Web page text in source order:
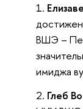
ВШЭ –
имиджа
Глеб